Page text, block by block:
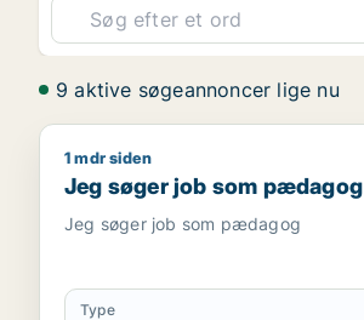
9 aktive søgeannoncer lige nu
Jeg søger job som pædagog
1 mdr siden
Jeg søger job som pædagog
Jeg søger job som pædagog
Type